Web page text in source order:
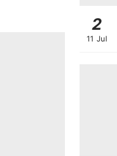
2
11 Jul